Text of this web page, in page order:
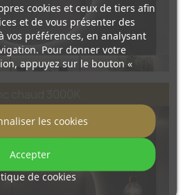
cookies et ceux de tiers afin
et de vous présenter des
vos préférences, en analysant
Pour donner votre
appuyez sur le bouton «
de cookies
les cookies
Accepter